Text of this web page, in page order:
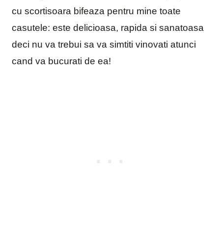
cu scortisoara bifeaza pentru mine toate
casutele: este delicioasa, rapida si sanatoasa
deci nu va trebui sa va simtiti vinovati atunci
cand va bucurati de ea!